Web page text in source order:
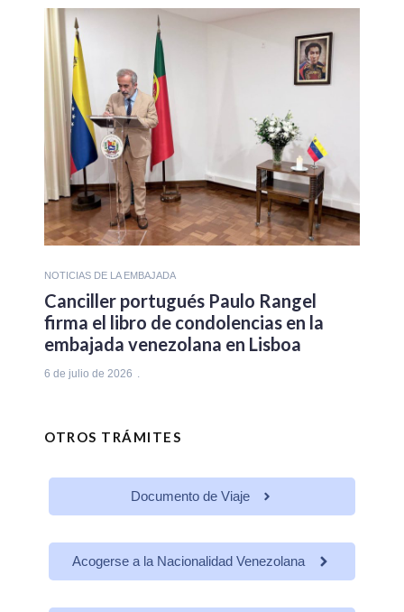
NOTICIAS DE LA EMBAJADA
Canciller portugués Paulo Rangel
firma el libro de condolencias en la
embajada venezolana en Lisboa
6 de julio de 2026
OTROS TRÁMITES
Documento de Viaje
Acogerse a la Nacionalidad Venezolana